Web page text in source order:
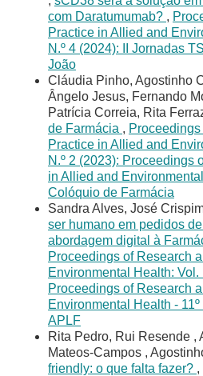
com Daratumumab? ,
Practice in Allied and
N.º 4 (2024): II Jornadas
João
Cláudia Pinho, Agostinho
Ângelo Jesus, Fernando
Patrícia Correia, Rita
de Farmácia ,
Practice in Allied and
N.º 2 (2023): Proceedings
in Allied and
Colóquio de Farmácia
Sandra Alves, José
ser humano em pedidos
abordagem digital à
Proceedings of Research
Environmental Health: Vol.
Proceedings of Research
Environmental Health -
APLF
Rita Pedro, Rui Resende ,
Mateos-Campos ,
friendly: o que falta fazer? ,